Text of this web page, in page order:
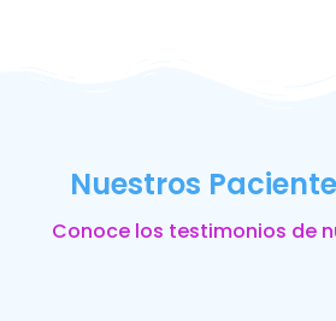
Nuestros
Conoce los testimonios de